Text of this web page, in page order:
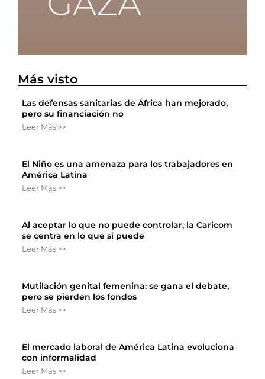
Más visto
Las defensas sanitarias de África han mejorado,
pero su financiación no
Leer Más >>
El Niño es una amenaza para los trabajadores en
América Latina
Leer Más >>
Al aceptar lo que no puede controlar, la Caricom
se centra en lo que sí puede
Leer Más >>
Mutilación genital femenina: se gana el debate,
pero se pierden los fondos
Leer Más >>
El mercado laboral de América Latina evoluciona
con informalidad
Leer Más >>